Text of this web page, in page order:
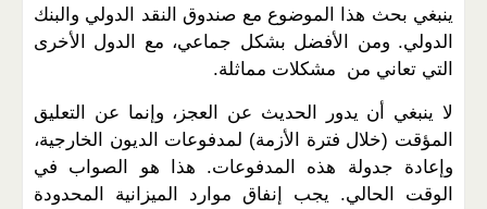
ينبغي بحث هذا الموضوع مع صندوق النقد الدولي والبنك
الدولي. ومن الأفضل بشكل جماعي، مع الدول الأخرى
التي تعاني من مشكلات مماثلة.
لا ينبغي أن يدور الحديث عن العجز، وإنما عن التعليق
المؤقت (خلال فترة الأزمة) لمدفوعات الديون الخارجية،
وإعادة جدولة هذه المدفوعات. هذا هو الصواب في
الوقت الحالي. يجب إنفاق موارد الميزانية المحدودة